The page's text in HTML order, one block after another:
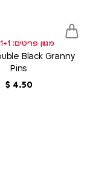
מגוון פריטים: 1+1 חינם
Black Granny
Pins
4.50
$